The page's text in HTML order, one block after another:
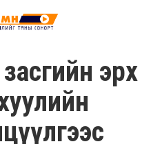
эрх
хуулийн